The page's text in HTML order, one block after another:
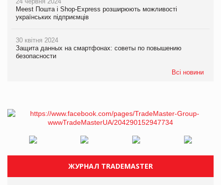
Meest Пошта і Shop-Express розширюють можливості
українських підприємців
30 квітня 2024
Защита данных на смартфонах: советы по повышению
безопасности
Всі новини
ЖУРНАЛ TRADEMASTER